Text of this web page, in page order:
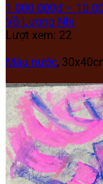
1.000.000₫ –
Võ Lương Nhi
Lượt xem: 22
Màu nước,